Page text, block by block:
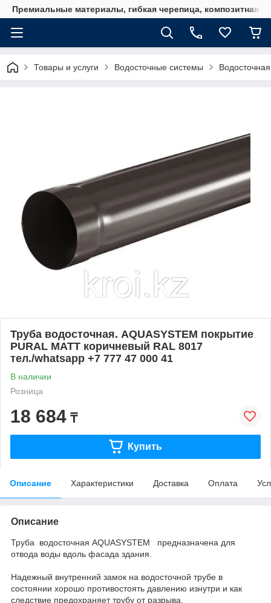
Премиальные материалы, гибкая черепица, композитная
Товары и услуги Водосточные системы
Труба водосточная. AQUASYSTEM покрытие
PURAL MATT коричневый RAL 8017
тел./whatsapp +7 777 47 000 41
В наличии
Розница
18 684 ₸
Купить
Описание Характеристики Доставка Оплата
Описание
Труба водосточная AQUASYSTEM предназначена для
отвода воды вдоль фасада здания.
Надежный внутренний замок на водосточной трубе в
состоянии хорошо противостоять давлению изнутри и как
следствие предохраняет трубу от разрыва.